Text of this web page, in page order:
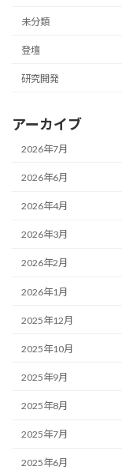
未分類
登壇
研究開発
アーカイブ
2026年7月
2026年6月
2026年4月
2026年3月
2026年2月
2026年1月
2025年12月
2025年10月
2025年9月
2025年8月
2025年7月
2025年6月